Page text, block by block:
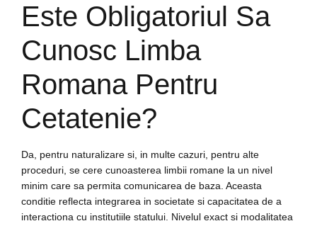
Este Obligatoriul Sa
Cunosc Limba
Romana Pentru
Cetatenie?
Da, pentru naturalizare si, in multe cazuri, pentru alte
proceduri, se cere cunoasterea limbii romane la un nivel
minim care sa permita comunicarea de baza. Aceasta
conditie reflecta integrarea in societate si capacitatea de a
interactiona cu institutiile statului. Nivelul exact si modalitatea